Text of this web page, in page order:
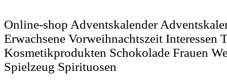
Online-shop Adventskalender
Erwachsene Vorweihnachtszeit Interessen
Kosmetikprodukten Schokolade Frauen
Spielzeug Spirituosen